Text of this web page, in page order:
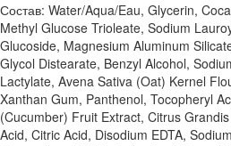
Состав: Water/Aqua/Eau, Glycerin,
Methyl Glucose Trioleate, Sodium
Glucoside, Magnesium Aluminum
Glycol Distearate, Benzyl Alcohol,
Lactylate, Avena Sativa (Oat) Kernel
Xanthan Gum, Panthenol, Tocopheryl
(Cucumber) Fruit Extract, Citrus
Acid, Citric Acid, Disodium EDTA,